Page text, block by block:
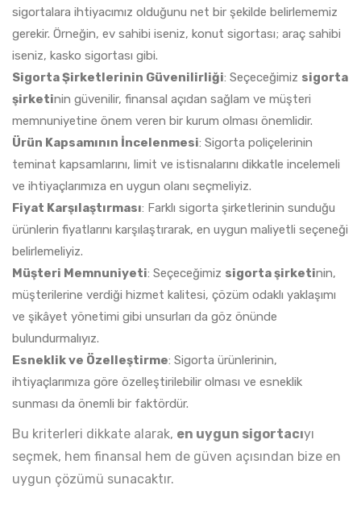
sigortalara ihtiyacımız olduğunu net bir şekilde belirlememiz
gerekir. Örneğin, ev sahibi iseniz, konut sigortası; araç sahibi
iseniz, kasko sigortası gibi.
Sigorta Şirketlerinin Güvenilirliği: Seçeceğimiz sigorta
şirketinin güvenilir, finansal açıdan sağlam ve müşteri
memnuniyetine önem veren bir kurum olması önemlidir.
Ürün Kapsamının İncelenmesi: Sigorta poliçelerinin
teminat kapsamlarını, limit ve istisnalarını dikkatle incelemeli
ve ihtiyaçlarımıza en uygun olanı seçmeliyiz.
Fiyat Karşılaştırması: Farklı sigorta şirketlerinin sunduğu
ürünlerin fiyatlarını karşılaştırarak, en uygun maliyetli seçeneği
belirlemeliyiz.
Müşteri Memnuniyeti: Seçeceğimiz sigorta şirketinin,
müşterilerine verdiği hizmet kalitesi, çözüm odaklı yaklaşımı
ve şikâyet yönetimi gibi unsurları da göz önünde
bulundurmalıyız.
Esneklik ve Özelleştirme: Sigorta ürünlerinin,
ihtiyaçlarımıza göre özelleştirilebilir olması ve esneklik
sunması da önemli bir faktördür.
Bu kriterleri dikkate alarak, en uygun sigortacıyı
seçmek, hem finansal hem de güven açısından bize en
uygun çözümü sunacaktır.